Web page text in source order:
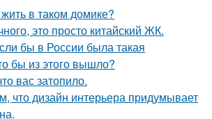
в таком домике?
это просто китайский ЖК.
бы в России была такая
бы из этого вышло?
вас затопило.
что дизайн интерьера придумывает